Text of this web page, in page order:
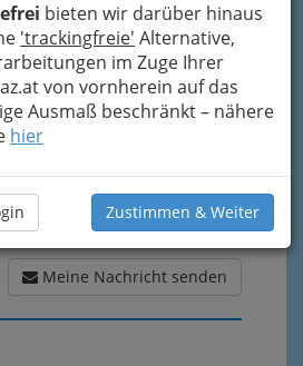
bieten wir darüber hinaus
'trackingfreie' Alternative,
im Zuge Ihrer
von vornherein auf das
Ausmaß beschränkt – nähere
hier
Zustimmen & Weiter
Meine Nachricht senden